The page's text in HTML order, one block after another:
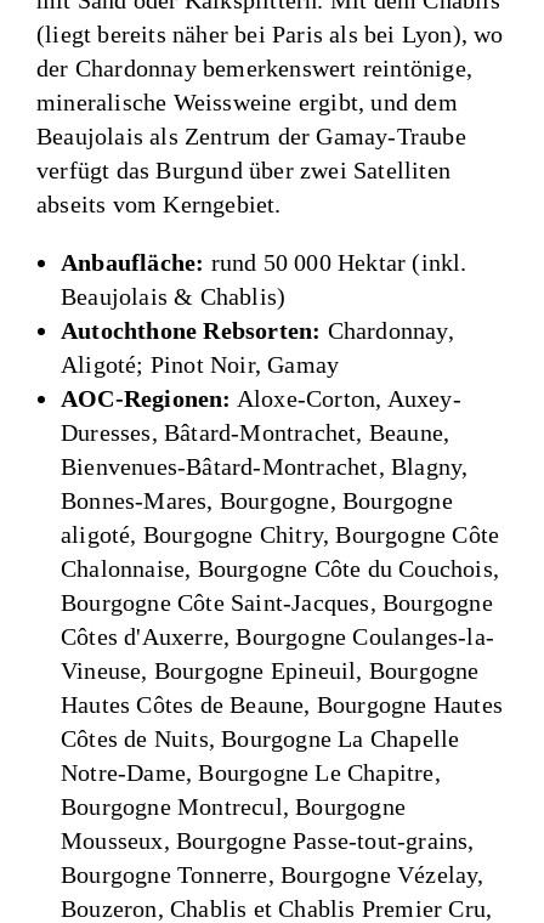
(liegt bereits näher bei Paris als bei Lyon), wo
der Chardonnay bemerkenswert reintönige,
mineralische Weissweine ergibt, und dem
Beaujolais als Zentrum der Gamay-Traube
verfügt das Burgund über zwei Satelliten
abseits vom Kerngebiet.
Anbaufläche: rund 50 000 Hektar (inkl.
Beaujolais & Chablis)
Autochthone Rebsorten: Chardonnay,
Aligoté; Pinot Noir, Gamay
AOC-Regionen: Aloxe-Corton, Auxey-
Duresses, Bâtard-Montrachet, Beaune,
Bienvenues-Bâtard-Montrachet, Blagny,
Bonnes-Mares, Bourgogne, Bourgogne
aligoté, Bourgogne Chitry, Bourgogne Côte
Chalonnaise, Bourgogne Côte du Couchois,
Bourgogne Côte Saint-Jacques, Bourgogne
Côtes d'Auxerre, Bourgogne Coulanges-la-
Vineuse, Bourgogne Epineuil, Bourgogne
Hautes Côtes de Beaune, Bourgogne Hautes
Côtes de Nuits, Bourgogne La Chapelle
Notre-Dame, Bourgogne Le Chapitre,
Bourgogne Montrecul, Bourgogne
Mousseux, Bourgogne Passe-tout-grains,
Bourgogne Tonnerre, Bourgogne Vézelay,
Bouzeron, Chablis et Chablis Premier Cru,